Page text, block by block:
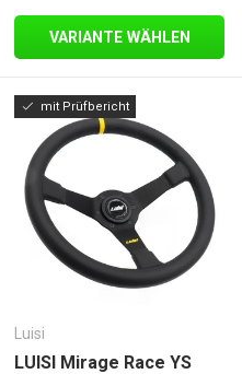
VARIANTE WÄHLEN
mit Prüfbericht
Luisi
LUISI Mirage Race YS